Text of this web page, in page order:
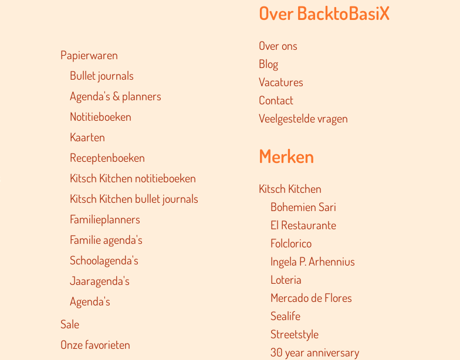
Papierwaren
Bullet journals
Agenda's & planners
Notitieboeken
Kaarten
Receptenboeken
Kitsch Kitchen notitieboeken
Kitsch Kitchen bullet journals
Familieplanners
Familie agenda's
Schoolagenda's
Jaaragenda's
Agenda's
Sale
Onze favorieten
Over BacktoBasiX
Over ons
Blog
Vacatures
Contact
Veelgestelde vragen
Merken
Kitsch Kitchen
Bohemien Sari
El Restaurante
Folclorico
Ingela P. Arhennius
Loteria
Mercado de Flores
Sealife
Streetstyle
30 year anniversary